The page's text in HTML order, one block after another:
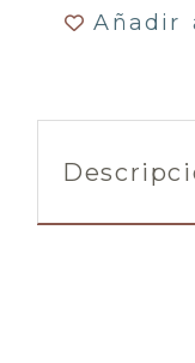
Añadir